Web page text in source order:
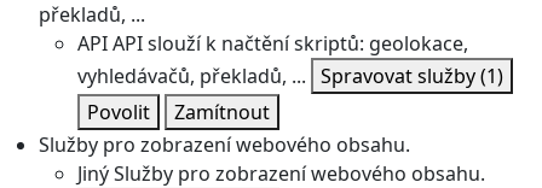
překladů, ...
APIAPI slouží k načtění skriptů: geolokace,
vyhledávačů, překladů, ... Spravovat služby(1)
Povolit
Zamítnout
Služby pro zobrazení webového obsahu.
JinýSlužby pro zobrazení webového obsahu.